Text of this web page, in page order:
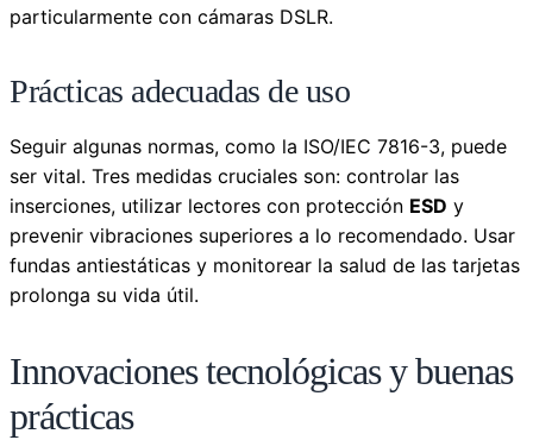
particularmente con cámaras DSLR.
Prácticas adecuadas de uso
Seguir algunas normas, como la ISO/IEC 7816-3, puede
ser vital. Tres medidas cruciales son: controlar las
inserciones, utilizar lectores con protección ESD y
prevenir vibraciones superiores a lo recomendado. Usar
fundas antiestáticas y monitorear la salud de las tarjetas
prolonga su vida útil.
Innovaciones tecnológicas y buenas
prácticas